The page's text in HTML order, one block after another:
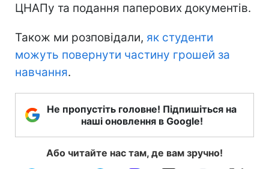
ЦНАПу та подання паперових документів.
Також ми розповідали, як студенти
можуть повернути частину грошей за
навчання.
Не пропустіть головне! Підпишіться на
наші оновлення в Google!
Або читайте нас там, де вам зручно!